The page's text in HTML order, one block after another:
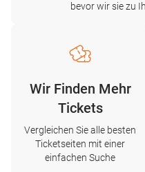
bevor wir sie zu
Wir Finden Mehr
Tickets
Vergleichen Sie alle besten
Ticketseiten mit einer
einfachen Suche